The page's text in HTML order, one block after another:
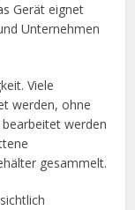
Gerät eignet
Unternehmen
Viele
werden, ohne
werden
gesammelt.